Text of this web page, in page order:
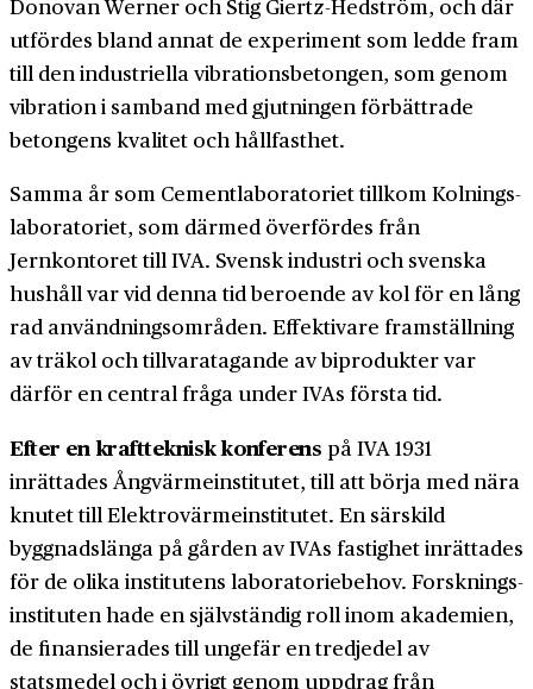
utfördes bland annat de experiment som ledde fram
till den industriella vibrations­­betongen, som genom
vibration i samband med gjutningen förbättrade
betongens kvalitet och hållfasthet.
Samma år som Cementlaboratoriet tillkom Kolnings­­
laboratoriet, som därmed överfördes från
Jernkontoret till IVA. Svensk industri och svenska
hushåll var vid denna tid beroende av kol för en lång
rad användnings­områden. Effektivare fram­ställning
av träkol och till­varatagande av biprodukter var
därför en central fråga under IVAs första tid.
Efter en kraftteknisk konferens på IVA 1931
inrättades Ångvärme­institutet, till att börja med nära
knutet till Elektro­värmeinstitutet. En särskild
byggnads­länga på gården av IVAs fastighet inrättades
för de olika institutens laboratorie­behov. Forsknings­
instituten hade en självständig roll inom akademien,
de finansierades till ungefär en tredjedel av
statsmedel och i övrigt genom uppdrag från